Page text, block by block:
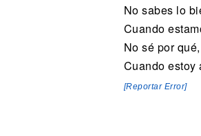
No sabes lo
Cuando
No sé por
Cuando estoy
[Reportar Error]